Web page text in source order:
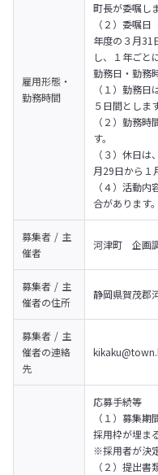
雇用形態・
勤務時間
町長が委嘱し
（２）委嘱
年度の３月31
勤務日・勤務
（１）勤務
５日間としま
（２）勤務
す。
（３）休日
月29日から１
（４）活動
合があります
募集者 / 主
催者
河津町　企画
募集者 / 主
催者の住所
静岡県賀茂郡
募集者 / 主
催者の連絡
先
応募手続等
（１）募集期
採用枠が埋ま
※採用者が決
（２）提出書